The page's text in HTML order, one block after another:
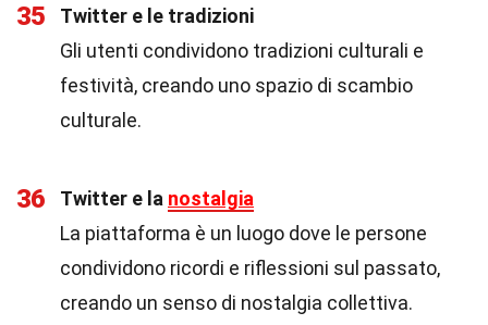
35
Twitter e le tradizioni
Gli utenti condividono tradizioni culturali e
festività, creando uno spazio di scambio
culturale.
36 Twitter e la nostalgia
La piattaforma è un luogo dove le persone
condividono ricordi e riflessioni sul passato,
creando un senso di nostalgia collettiva.